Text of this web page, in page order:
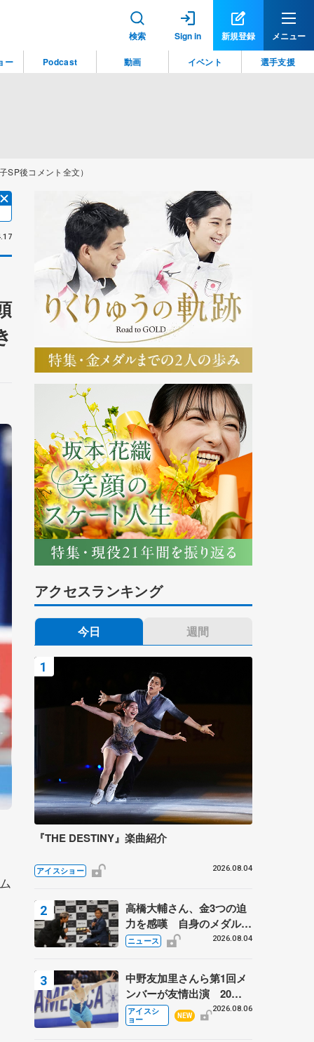
検索 Sign in 新規登録 メニュー
後コメント全文）
アクセスランキング
今日 週間
『THE DESTINY』楽曲紹介
アイスショー 2026.08.04
高橋大輔さん、金3つの迫
力を感嘆 自身のメダルは
「どちらに？」 〝リス兄
野村忠宏さんと対談
ニュース 2026.08.04
中野友加里さんら第1回メ
ンバーが友情出演 20周
年の「フレンズオンアイ
ス」 宮本賢二さん、有川
アイスシ
ョー
NEW
2026.08.06
ー Podcast 動画 イベント 選手支援